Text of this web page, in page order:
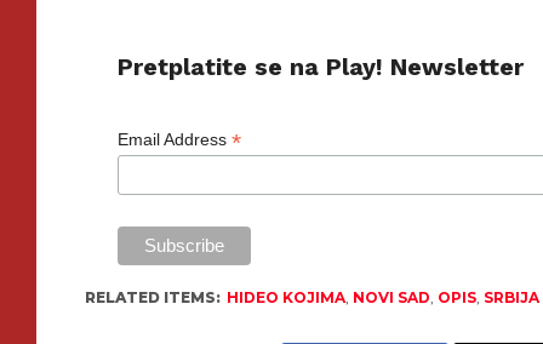
Pretplatite se na Play! Newsletter
Email Address*
RELATED ITEMS: HIDEO KOJIMA NOVI SAD OPIS SRBIJA